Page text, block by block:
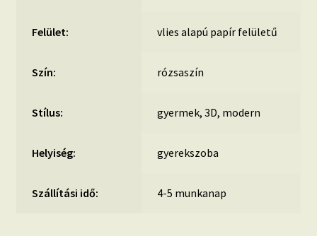
Felület: vlies alapú papír felületű
Szín: rózsaszín
Stílus: gyermek, 3D, modern
Helyiség: gyerekszoba
Szállítási idő: 4-5 munkanap